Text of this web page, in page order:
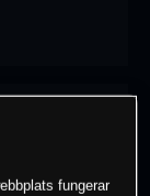
fungerar